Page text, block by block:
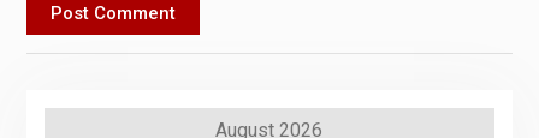
August 2026